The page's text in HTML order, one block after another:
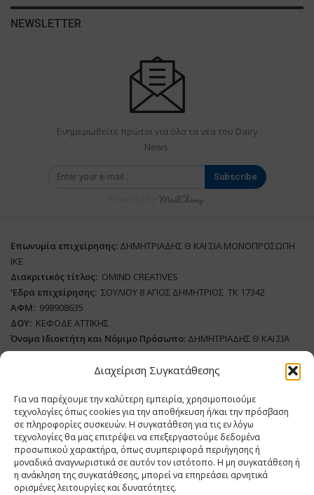
Διαχείριση Συγκατάθεσης
Για να παρέχουμε την καλύτερη εμπειρία, χρησιμοποιούμε
τεχνολογίες όπως cookies για την αποθήκευση ή/και την πρόσβαση
σε πληροφορίες συσκευών. Η συγκατάθεση για τις εν λόγω
τεχνολογίες θα μας επιτρέψει να επεξεργαστούμε δεδομένα
προσωπικού χαρακτήρα, όπως συμπεριφορά περιήγησης ή
μοναδικά αναγνωριστικά σε αυτόν τον ιστότοπο. Η μη συγκατάθεση ή
η ανάκληση της συγκατάθεσης, μπορεί να επηρεάσει αρνητικά
ορισμένες λειτουργίες και δυνατότητες.
NEWSLETTER
Ενημερωθείτε πρώτοι για όλα τα νέα του Dairy
News.
Subscribe
Επωνυμία επιχείρησης: ΔΗΜΗΤΡΙΑΔΗΣ Θ ΚΑΙ ΣΙΑ ΜΟΝΟΠΡΟΣΩΠΗ
ΙΚΕ
Διακριτικός τίτλος: ΟΜΙΝD CREATIVES
‘Eδρα επιχείρησης: ΣΟΥΛΙΟΥ 8 ΑΓΙΟΣ ΔΗΜΗΤΡΙΟΣ ΤΚ 17342
ΑΦΜ: 998908635
ΔΟΥ: ΚΕΦΟΔΕ ΑΤΤΙΚΗΣ
Όνομα Ιδιοκτήτη και Νόμιμο Πρόσωπο: ΔΗΜΗΤΡΙΑΔΗΣ Θ ΚΑΙ ΣΙΑ
ΜΟΝΟΠΡΟΣΩΠΗ ΙΚΕ
Domain:www.dairynews.gr
Δικαιούχος Domain:ΔΗΜΗΤΡΙΑΔΗΣ Θ ΚΑΙ ΣΙΑ ΜΟΝΟΠΡΟΣΩΠΗ ΙΚΕ
Διευθυντής: ΕΥΘΥΜΙΑΤΟΥ ΜΑΡΙΑ
Διαχειριστής:ΕΥΘΥΜΙΑΤΟΥ ΜΑΡΙΑ
Δήλωση Συμμόρφωσης